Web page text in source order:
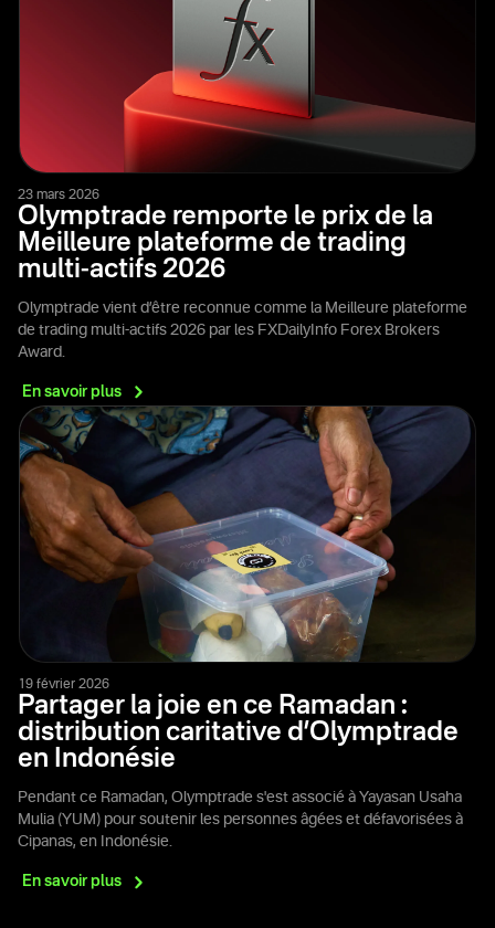
23 mars 2026
Olymptrade remporte le prix de la
Meilleure plateforme de trading
multi-actifs 2026
Olymptrade vient d’être reconnue comme la Meilleure plateforme
de trading multi-actifs 2026 par les FXDailyInfo Forex Brokers
Award.
En savoirplus
19 février 2026
Partager la joie en ce Ramadan :
distribution caritative d’Olymptrade
en Indonésie
Pendant ce Ramadan, Olymptrade s'est associé à Yayasan Usaha
Mulia (YUM) pour soutenir les personnes âgées et défavorisées à
Cipanas, en Indonésie.
En savoirplus